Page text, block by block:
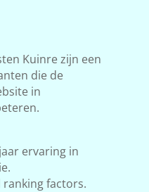
Kuinre zijn een
die de
in
ervaring in
ranking factors.